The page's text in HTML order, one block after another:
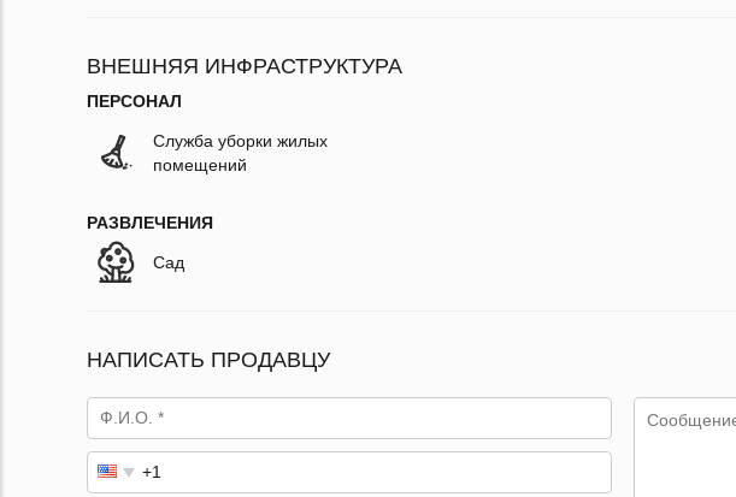
ВНЕШНЯЯ ИНФРАСТРУКТУРА
ПЕРСОНАЛ
Служба уборки жилых
помещений
РАЗВЛЕЧЕНИЯ
Сад
НАПИСАТЬ ПРОДАВЦУ